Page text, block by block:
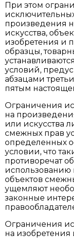
При этом
произведения
искусства,
изобретения и
образцы,
условий,
абзацами
пятым
Ограничения
на
или искусства
смежных прав
определенных
условии, что
противоречат
объектов
ущемляют
законные
Ограничения
на